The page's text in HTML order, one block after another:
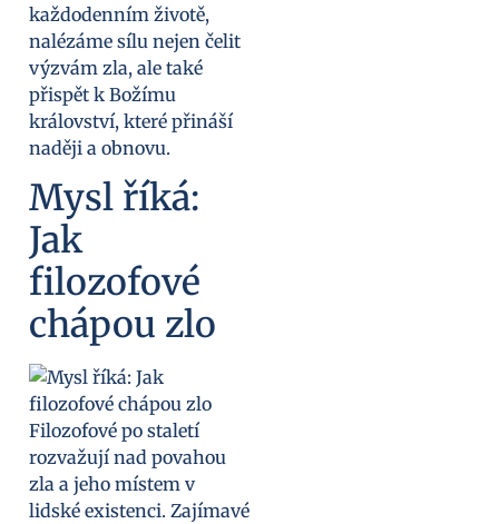
každodenním životě,
nalézáme sílu nejen čelit
výzvám zla, ale také
přispět k Božímu
království, které přináší
naději a obnovu.
Mysl říká:
Jak
filozofové
chápou zlo
Filozofové po staletí
rozvažují nad povahou
zla a jeho místem v
lidské existenci. Zajímavé